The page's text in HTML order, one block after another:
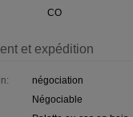
CO
et expédition
négociation
Négociable